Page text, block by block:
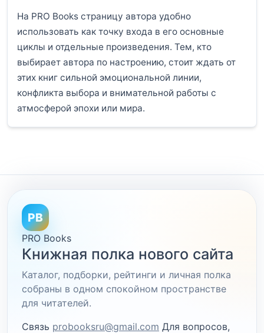
На PRO Books страницу автора удобно
использовать как точку входа в его основные
циклы и отдельные произведения. Тем, кто
выбирает автора по настроению, стоит ждать от
этих книг сильной эмоциональной линии,
конфликта выбора и внимательной работы с
атмосферой эпохи или мира.
PB
PRO Books
Книжная полка нового сайта
Каталог, подборки, рейтинги и личная полка
собраны в одном спокойном пространстве
для читателей.
Связь probooksru@gmail.com Для вопросов,